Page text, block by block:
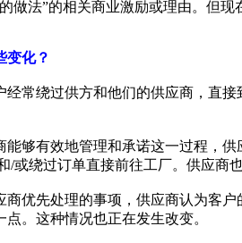
做法”的相关商业激励或理由。但现
变化？
常绕过供方和他们的供应商，直
够有效地管理和承诺这一过程，
/或绕过订单直接前往工厂。供应商
优先处理的事项，供应商认为客
。这种情况也正在发生改变。